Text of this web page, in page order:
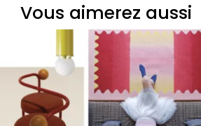
Vous aimerez aussi